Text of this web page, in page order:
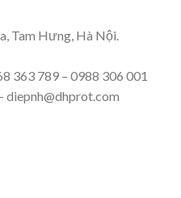
Tam Hưng, Hà Nội.
363 789 – 0988 306 001
diepnh@dhprot.com